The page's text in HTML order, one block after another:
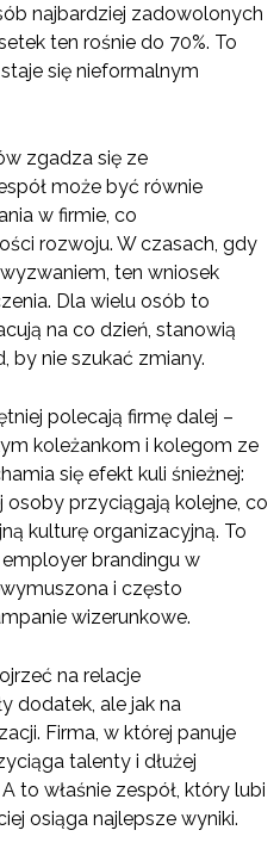
najbardziej zadowolonych
ten rośnie do 70%. To
się nieformalnym
zgadza się ze
może być równie
w firmie, co
rozwoju. W czasach, gdy
ten wniosek
Dla wielu osób to
na co dzień, stanowią
by nie szukać zmiany.
polecają firmę dalej –
koleżankom i kolegom ze
się efekt kuli śnieżnej:
przyciągają kolejne, co
kulturę organizacyjną. To
brandingu w
i często
wizerunkowe.
na relacje
dodatek, ale jak na
Firma, w której panuje
talenty i dłużej
to właśnie zespół, który lubi
osiąga najlepsze wyniki.